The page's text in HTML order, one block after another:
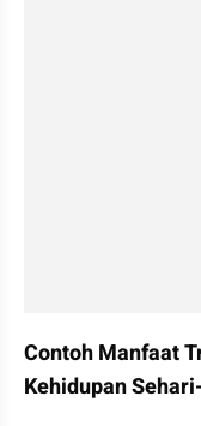
Contoh Manfaat
Kehidupan